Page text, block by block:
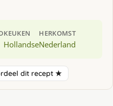
KEUKEN
Hollandse
HERKOMST
Nederland
dit recept ★